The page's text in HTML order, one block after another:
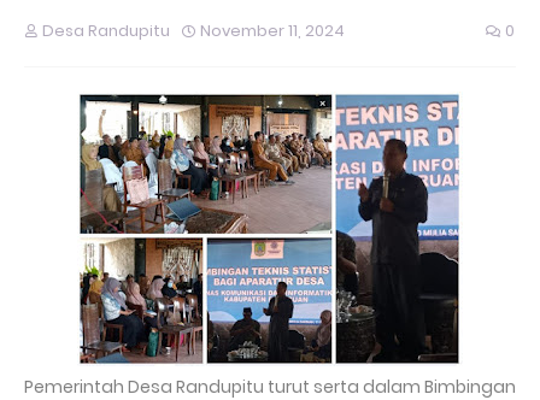
Desa Randupitu November 11, 2024 0
Pemerintah Desa Randupitu turut serta dalam Bimbingan